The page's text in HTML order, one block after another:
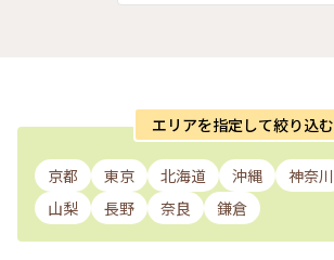
エリアを指定して絞り込む
京都 東京 北海道 沖縄 神奈川
山梨
長野 奈良 鎌倉